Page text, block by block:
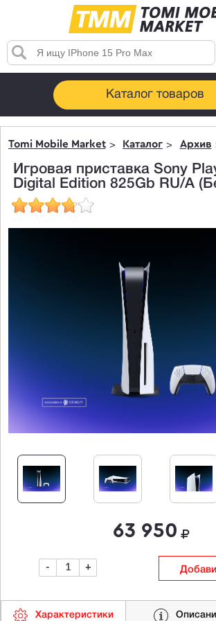
Каталог товаров
Tomi Mobile Market Каталог Архив
Игровая приставка Sony
Digital Edition 825Gb RU/A
63 950
- +
Характеристики